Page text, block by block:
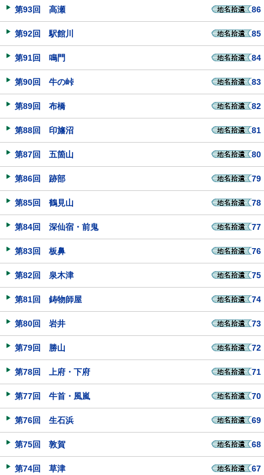
第93回 高瀬 86
第92回 駅館川 85
第91回 鳴門 84
第90回 牛の峠 83
第89回 布橋 82
第88回 印旛沼 81
第87回 五箇山 80
第86回 跡部 79
第85回 鶴見山 78
第84回 深仙宿・前鬼 77
第83回 板鼻 76
第82回 泉木津 75
第81回 鋳物師屋 74
第80回 岩井 73
第79回 勝山 72
第78回 上府・下府 71
第77回 牛首・風嵐 70
第76回 生石浜 69
第75回 敦賀 68
第74回 草津 67